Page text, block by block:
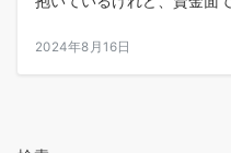
2024年8月16日